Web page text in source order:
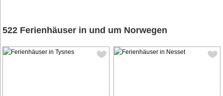
522 Ferienhäuser in und um Norwegen